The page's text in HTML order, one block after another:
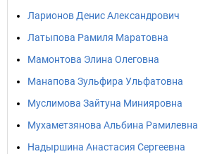
Ларионов Денис Александрович
Латыпова Рамиля Маратовна
Мамонтова Элина Олеговна
Манапова Зульфира Ульфатовна
Муслимова Зайтуна Минияровна
Мухаметзянова Альбина Рамилевна
Надыршина Анастасия Сергеевна